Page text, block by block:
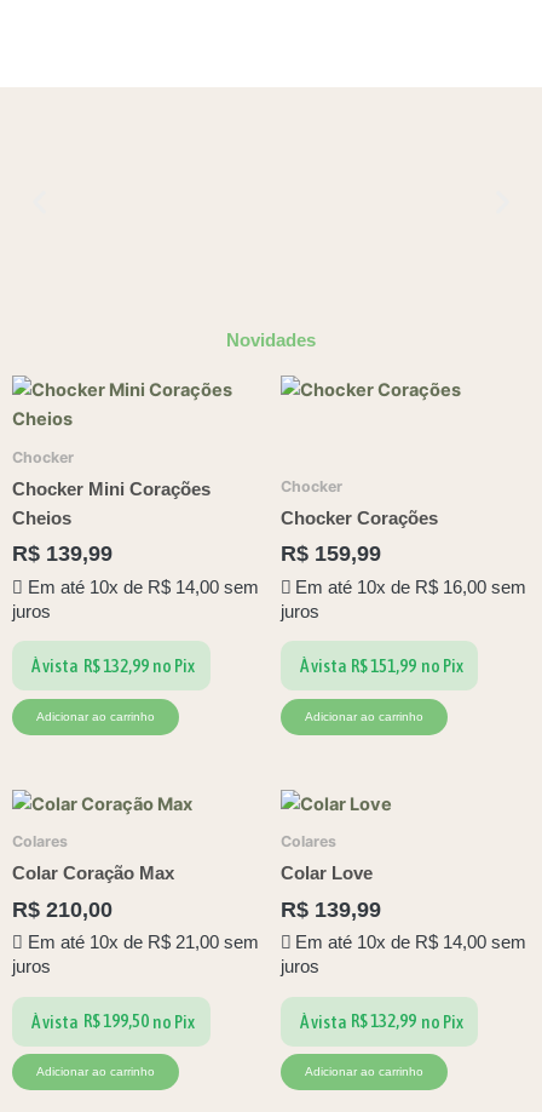
Novidades
Chocker
Chocker Mini Corações
Cheios
R$ 139,99
Em até 10x de R$14,00sem
juros
À vista R$132,99 no Pix
Adicionar ao carrinho
Chocker
Chocker Corações
R$159,99
Em até 10x de R$ 16,00 sem
juros
À vista R$151,99 no Pix
Adicionar ao carrinho
Colares
Colar Coração Max
R$ 210,00
Em até 10x de R$21,00sem
juros
À vista R$199,50 no Pix
Adicionar ao carrinho
Colares
Colar Love
R$139,99
Em até 10x de R$ 14,00 sem
juros
À vista R$132,99 no Pix
Adicionar ao carrinho